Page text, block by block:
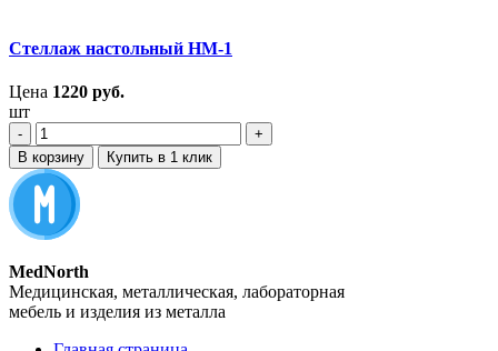
Стеллаж настольный НМ-1
Цена 1220 руб.
шт
‐
+
В корзину
Купить в 1 клик
MedNorth
Медицинская, металлическая, лабораторная
мебель и изделия из металла